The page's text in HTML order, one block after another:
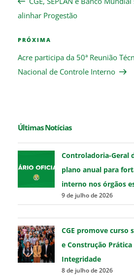
alinhar Progestão
Next
Post
PRÓXIMA
Acre participa da 50ª Reunião
Nacional de Controle Interno
Últimas Notícias
Controladoria-Geral
plano anual para
interno nos órgãos
9 de julho de 2026
CGE promove curso
e Construção
Integridade
8 de julho de 2026